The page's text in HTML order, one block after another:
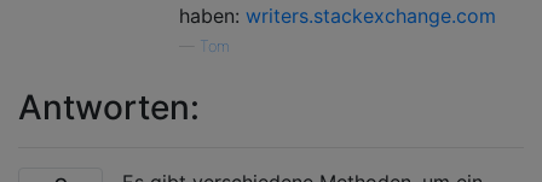
haben: writers.stackexchange.com
Tom
Antworten: